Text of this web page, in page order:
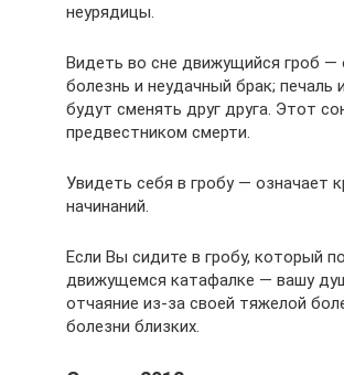
неурядицы.
Видеть во сне движущийся гроб —
болезнь и неудачный брак; печаль
будут сменять друг друга. Этот
предвестником смерти.
Увидеть себя в гробу — означает
начинаний.
Если Вы сидите в гробу, который
движущемся катафалке — вашу
отчаяние из-за своей тяжелой
болезни близких.